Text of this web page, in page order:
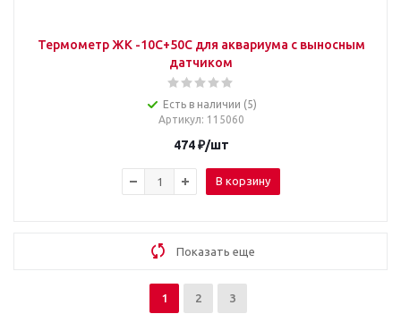
Термометр ЖК -10C+50C для аквариума с выносным
датчиком
Есть в наличии (5)
Артикул: 115060
474₽/шт
В корзину
Показать еще
1 2 3